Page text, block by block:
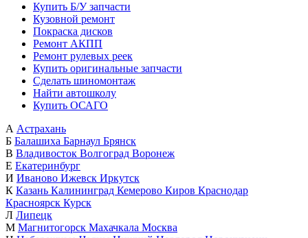
Купить Б/У запчасти
Кузовной ремонт
Покраска дисков
Ремонт АКПП
Ремонт рулевых реек
Купить оригинальные запчасти
Сделать шиномонтаж
Найти автошколу
Купить ОСАГО
А Астрахань
Б Балашиха Барнаул Брянск
В Владивосток Волгоград Воронеж
Е Екатеринбург
И Иваново Ижевск Иркутск
К Казань Калининград Кемерово Киров Краснодар
Красноярск Курск
Л Липецк
М Магнитогорск Махачкала Москва